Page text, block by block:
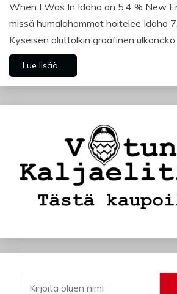
When I Was In Idaho on 5,4 % New
missä humalahommat hoitelee Idaho
Kyseisen oluttölkin graafinen
Lue lisää...